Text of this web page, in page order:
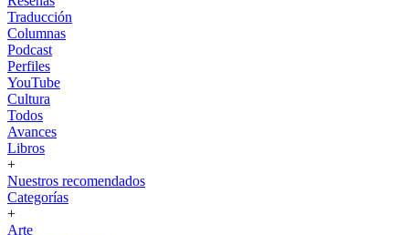
Traducción
Columnas
Podcast
Perfiles
YouTube
Cultura
Todos
Avances
Libros
+
Nuestros recomendados
Categorías
+
Arte